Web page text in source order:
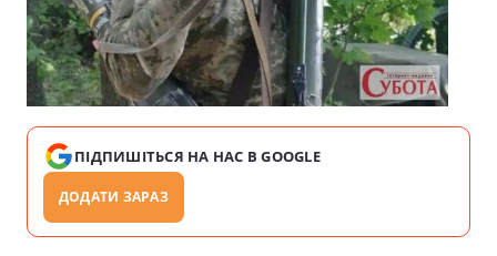
ПІДПИШІТЬСЯ НА НАС В GOOGLE
ДОДАТИ ЗАРАЗ